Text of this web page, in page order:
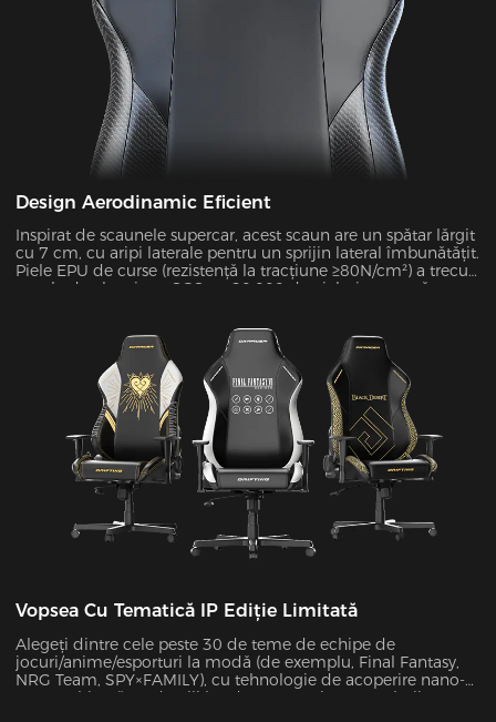
Design Aerodinamic Eficient
Inspirat de scaunele supercar, acest scaun are un spătar lărgit
cu 7 cm, cu aripi laterale pentru un sprijin lateral îmbunătățit.
Piele EPU de curse (rezistență la tracțiune ≥80N/cm²) a trecut
testele de abraziune SGS cu 20.000 de cicluri cu uzură zero,
Vopsea Cu Tematică IP Ediție Limitată
Alegeți dintre cele peste 30 de teme de echipe de
jocuri/anime/esporturi la modă (de exemplu, Final Fantasy,
NRG Team, SPY×FAMILY), cu tehnologie de acoperire nano-
UV combinată cu detalii brodate. Cu rezistența culorii